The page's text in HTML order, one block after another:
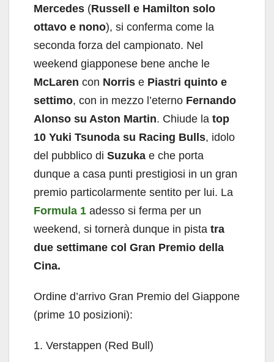
Mercedes (Russell e Hamilton solo
ottavo e nono), si conferma come la
seconda forza del campionato. Nel
weekend giapponese bene anche le
McLaren con Norris e Piastri quinto e
settimo, con in mezzo l’eterno Fernando
Alonso su Aston Martin. Chiude la top
10 Yuki Tsunoda su Racing Bulls, idolo
del pubblico di Suzuka e che porta
dunque a casa punti prestigiosi in un gran
premio particolarmente sentito per lui. La
Formula 1 adesso si ferma per un
weekend, si tornerà dunque in pista tra
due settimane col Gran Premio della
Cina.
Ordine d’arrivo Gran Premio del Giappone
(prime 10 posizioni):
1. Verstappen (Red Bull)